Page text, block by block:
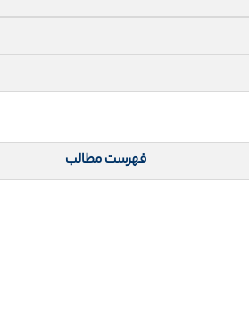
فهرست مطالب